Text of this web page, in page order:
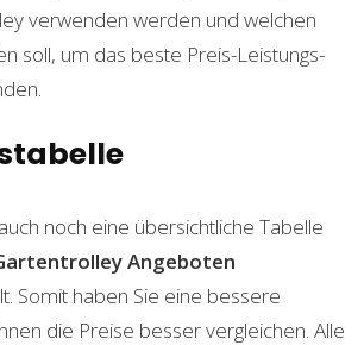
verwenden werden und welchen
soll, um das beste Preis-Leistungs-
noch eine übersichtliche Tabelle
Angeboten
Somit haben Sie eine bessere
die Preise besser vergleichen. Alle